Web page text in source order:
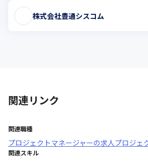
株式会社豊通シスコム
関連リンク
関連職種
プロジェクトマネージャーの求人プロジェ
関連スキル